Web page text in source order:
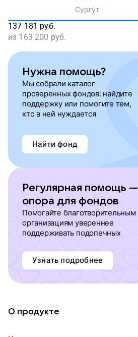
Сургут
137 181 руб.
из 163 200 руб.
Нужна помощь?
Мы собрали каталог
проверенных фондов: найдите
поддержку или помогите тем,
кто в ней нуждается
Найти фонд
Регулярная помощь —
опора для фондов
Помогайте благотворительным
организациям увереннее
поддерживать подопечных
Узнать подробнее
О продукте